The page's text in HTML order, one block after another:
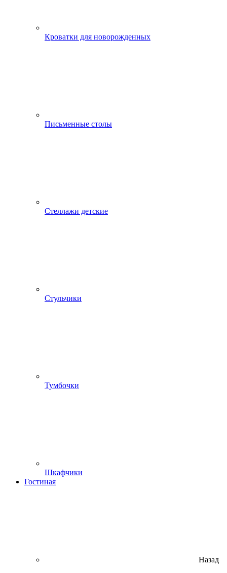
Кроватки для новорожденных
Письменные столы
Стеллажи детские
Стульчики
Тумбочки
Шкафчики
Гостиная
Назад